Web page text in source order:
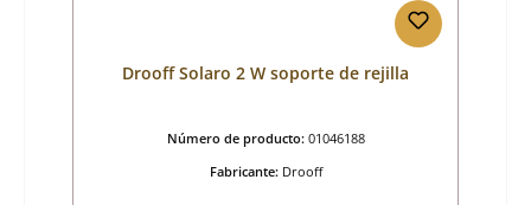
Drooff Solaro 2 W soporte de rejilla
Número de producto: 01046188
Fabricante: Drooff